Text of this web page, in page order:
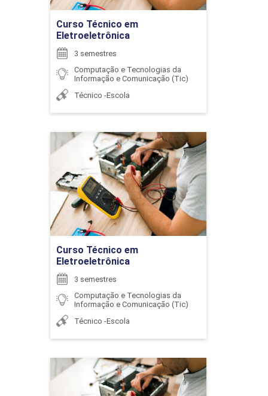
ENCONTRO ACADÊMICO/AVALIAÇÃO
ENCONTRO ACADÊMICO/AVALIAÇÃO
6
ENCONTRO ACADÊMICO/AVALIAÇÃO
6
Curso Técnico em
Eletroeletrônica
3 semestres
Computação e Tecnologias da
Informação e Comunicação (Tic)
Técnico -Escola
Ir para Inscrição
Curso Técnico em
Eletroeletrônica
3 semestres
Computação e Tecnologias da
Informação e Comunicação (Tic)
Técnico -Escola
Curso Técnico em
Eletroeletrônica
Detalhes do curso
Ir para Inscrição
Curso Técnico em
Eletroeletrônica